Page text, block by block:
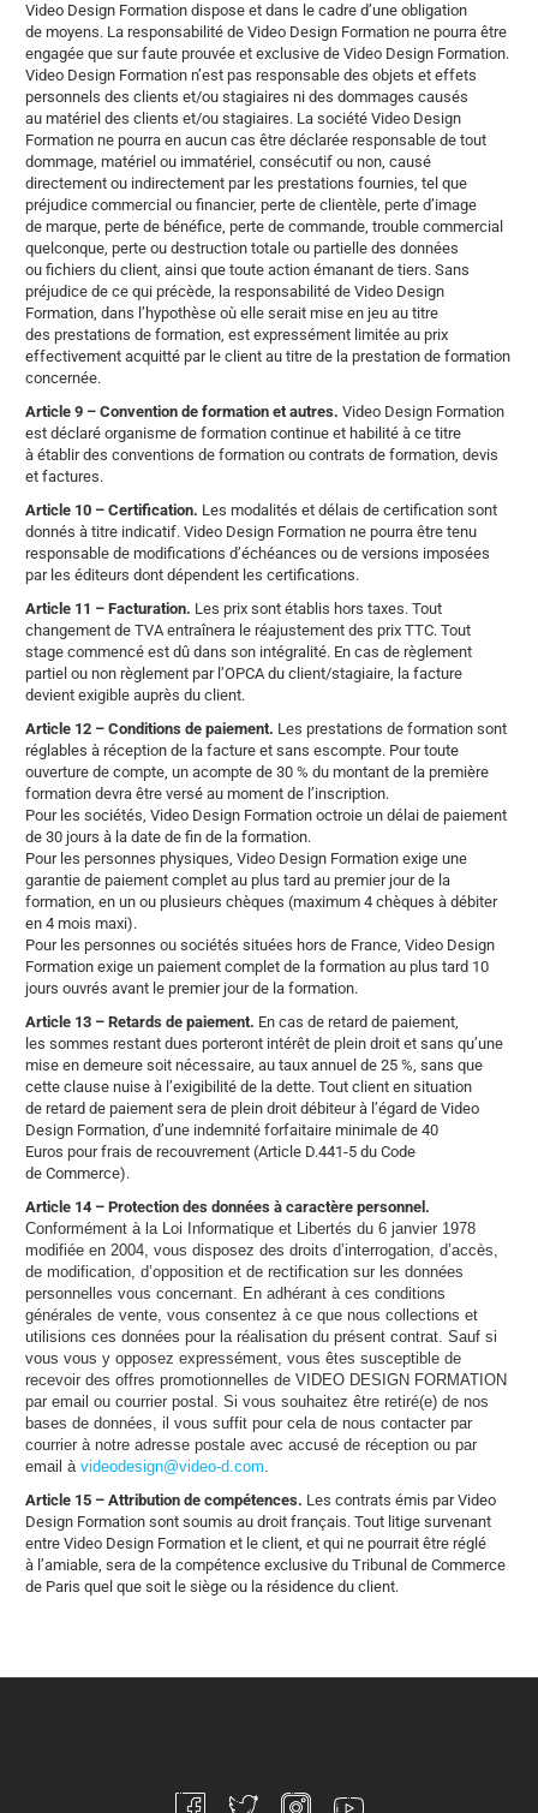
Video Design Formation dispose et dans le cadre d’une obligation
de moyens. La responsabilité de Video Design Formation ne pourra être
engagée que sur faute prouvée et exclusive de Video Design Formation.
Video Design Formation n’est pas responsable des objets et effets
personnels des clients et/ou stagiaires ni des dommages causés
au matériel des clients et/ou stagiaires. La société Video Design
Formation ne pourra en aucun cas être déclarée responsable de tout
dommage, matériel ou immatériel, consécutif ou non, causé
directement ou indirectement par les prestations fournies, tel que
préjudice commercial ou financier, perte de clientèle, perte d’image
de marque, perte de bénéfice, perte de commande, trouble commercial
quelconque, perte ou destruction totale ou partielle des données
ou fichiers du client, ainsi que toute action émanant de tiers. Sans
préjudice de ce qui précède, la responsabilité de Video Design
Formation, dans l’hypothèse où elle serait mise en jeu au titre
des prestations de formation, est expressément limitée au prix
effectivement acquitté par le client au titre de la prestation de formation
concernée.
Article 9 – Convention de formation et autres.Video Design Formation
est déclaré organisme de formation continue et habilité à ce titre
à établir des conventions de formation ou contrats de formation, devis
et factures.
Article 10 – Certification. Les modalités et délais de certification sont
donnés à titre indicatif. Video Design Formation ne pourra être tenu
responsable de modifications d’échéances ou de versions imposées
par les éditeurs dont dépendent les certifications.
Article 11 – Facturation. Les prix sont établis hors taxes. Tout
changement de TVA entraînera le réajustement des prix TTC. Tout
stage commencé est dû dans son intégralité. En cas de règlement
partiel ou non règlement par l’OPCA du client/stagiaire, la facture
devient exigible auprès du client.
Article 12 – Conditions de paiement. Les prestations de formation sont
réglables à réception de la facture et sans escompte. Pour toute
ouverture de compte, un acompte de 30 % du montant de la première
formation devra être versé au moment de l’inscription.
Pour les sociétés, Video Design Formation octroie un délai de paiement
de 30 jours à la date de fin de la formation.
Pour les personnes physiques, Video Design Formation exige une
garantie de paiement complet au plus tard au premier jour de la
formation, en un ou plusieurs chèques (maximum 4 chèques à débiter
en 4 mois maxi).
Pour les personnes ou sociétés situées hors de France, Video Design
Formation exige un paiement complet de la formation au plus tard 10
jours ouvrés avant le premier jour de la formation.
Article 13 – Retards de paiement. En cas de retard de paiement,
les sommes restant dues porteront intérêt de plein droit et sans qu’une
mise en demeure soit nécessaire, au taux annuel de 25 %, sans que
cette clause nuise à l’exigibilité de la dette. Tout client en situation
de retard de paiement sera de plein droit débiteur à l’égard de Video
Design Formation, d’une indemnité forfaitaire minimale de 40
Euros pour frais de recouvrement (Article D.441-5 du Code
de Commerce).
Article 14 – Protection des données à caractère personnel.
Conformément à la Loi Informatique et Libertés du 6 janvier 1978
modifiée en 2004, vous disposez des droits d’interrogation, d’accès,
de modification, d’opposition et de rectification sur les données
personnelles vous concernant. En adhérant à ces conditions
générales de vente, vous consentez à ce que nous collections et
utilisions ces données pour la réalisation du présent contrat. Sauf si
vous vous y opposez expressément, vous êtes susceptible de
recevoir des offres promotionnelles de VIDEO DESIGN FORMATION
par email ou courrier postal. Si vous souhaitez être retiré(e) de nos
bases de données, il vous suffit pour cela de nous contacter par
courrier à notre adresse postale avec accusé de réception ou par
email àvideodesign@video-d.com.
Article 15 – Attribution de compétences. Les contrats émis par Video
Design Formation sont soumis au droit français. Tout litige survenant
entre Video Design Formation et le client, et qui ne pourrait être réglé
à l’amiable, sera de la compétence exclusive du Tribunal de Commerce
de Paris quel que soit le siège ou la résidence du client.